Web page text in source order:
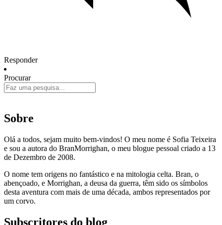
Responder
Procurar
Sobre
Olá a todos, sejam muito bem-vindos! O meu nome é Sofia Teixeira
e sou a autora do BranMorrighan, o meu blogue pessoal criado a 13
de Dezembro de 2008.
O nome tem origens no fantástico e na mitologia celta. Bran, o
abençoado, e Morrighan, a deusa da guerra, têm sido os símbolos
desta aventura com mais de uma década, ambos representados por
um corvo.
Subscritores do blog